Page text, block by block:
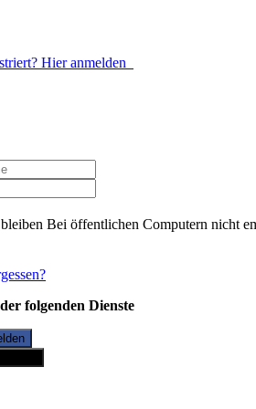
Hier anmelden
Bei öffentlichen Computern nicht
folgenden Dienste